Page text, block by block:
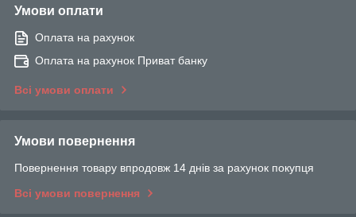
Умови оплати
Оплата на рахунок
Оплата на рахунок Приват банку
Всі умови оплати
Умови повернення
Повернення товару впродовж 14 днів за рахунок покупця
Всі умови повернення